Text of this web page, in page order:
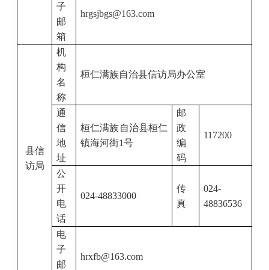
子
邮
箱
hrgsjbgs@163.com
县信
访局
机
构
名
称
桓仁满族自治县信访局办公室
通
信
地
址
桓仁满族自治县桓仁
镇海河街1号
邮
政
编
码
117200
公
开
电
话
024-48833000
传
真
024-
48836536
电
子
邮
hrxfb@163.com